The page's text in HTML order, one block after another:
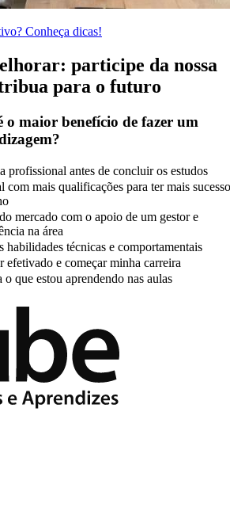
Conheça dicas!
participe da nossa
para o futuro
o maior benefício de fazer um
profissional antes de concluir os estudos
com mais qualificações para ter mais sucesso
mercado com o apoio de um gestor e
na área
habilidades técnicas e comportamentais
efetivado e começar minha carreira
que estou aprendendo nas aulas